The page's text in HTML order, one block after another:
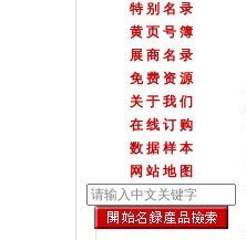
特 别 名 录
黄 页 号 簿
展 商 名 录
免 费 资 源
关 于 我 们
在 线 订 购
数 据 样 本
网 站 地 图